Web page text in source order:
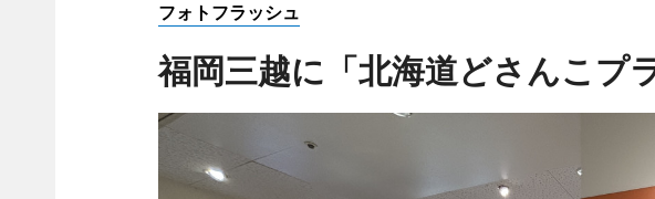
フォトフラッシュ
福岡三越に「北海道どさんこ